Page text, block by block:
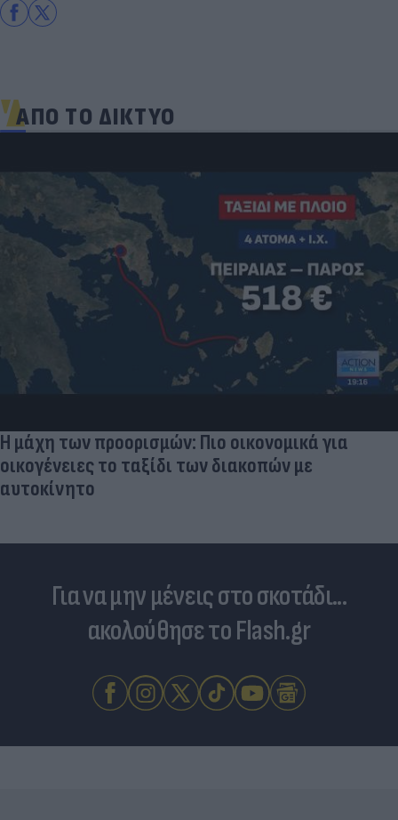
ΑΠΟ ΤΟ ΔΙΚΤΥΟ
Η μάχη των προορισμών: Πιο οικονομικά για
οικογένειες το ταξίδι των διακοπών με
αυτοκίνητο
Για να μην μένεις στο σκοτάδι...
ακολούθησε το Flash.gr